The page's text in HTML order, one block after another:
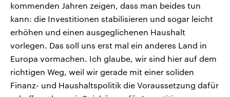
kommenden Jahren zeigen, dass man beides tun
kann: die Investitionen stabilisieren und sogar leicht
erhöhen und einen ausgeglichenen Haushalt
vorlegen. Das soll uns erst mal ein anderes Land in
Europa vormachen. Ich glaube, wir sind hier auf dem
richtigen Weg, weil wir gerade mit einer soliden
Finanz- und Haushaltspolitik die Voraussetzung dafür